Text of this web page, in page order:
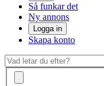
Så funkar det
Ny annons
Logga in
Skapa konto